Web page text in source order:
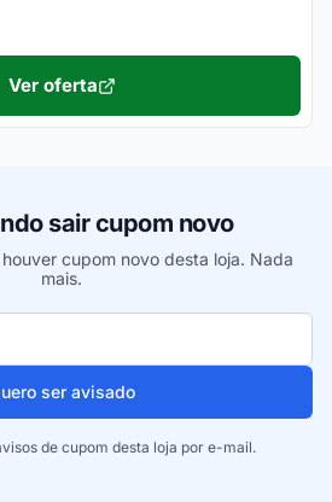
Ver oferta
sair cupom novo
cupom novo desta loja. Nada
mais.
ser avisado
de cupom desta loja por e-mail.